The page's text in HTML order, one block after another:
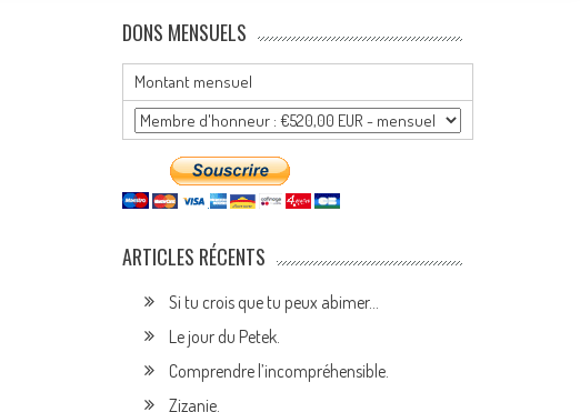
DONS MENSUELS
Montant mensuel
ARTICLES RÉCENTS
Si tu crois que tu peux abimer…
Le jour du Petek.
Comprendre l’incompréhensible.
Zizanie.